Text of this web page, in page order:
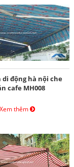
di động hà nội che
cafe MH008
Xem thêm